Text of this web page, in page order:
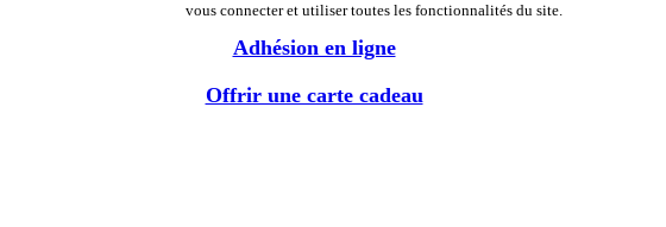
vous connecter et utiliser toutes les fonctionnalités du site.
Adhésion en ligne
Offrir une carte cadeau